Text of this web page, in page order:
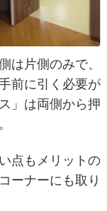
は片側のみで、
前に引く必要が
」は両側から押
点もメリットの
ーナーにも取り